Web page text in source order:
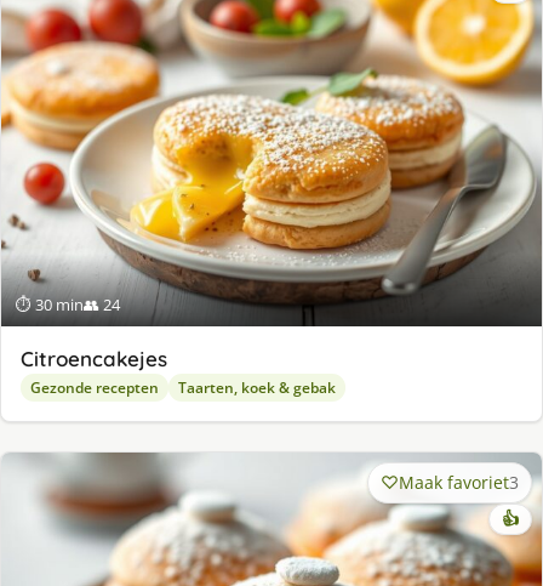
⏱ 30 min👥 24
Citroencakejes
Gezonde recepten Taarten, koek & gebak
Maak favoriet3
👍